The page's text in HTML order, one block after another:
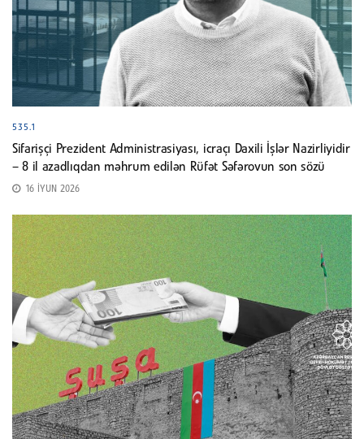
535.1
Sifarişçi Prezident Administrasiyası, icraçı Daxili İşlər Nazirliyidir
– 8 il azadlıqdan məhrum edilən Rüfət Səfərovun son sözü
16 İYUN 2026